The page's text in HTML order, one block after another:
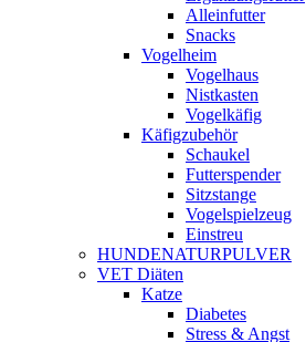
Alleinfutter
Snacks
Vogelheim
Vogelhaus
Nistkasten
Vogelkäfig
Käfigzubehör
Schaukel
Futterspender
Sitzstange
Vogelspielzeug
Einstreu
HUNDENATURPULVER
VET Diäten
Katze
Diabetes
Stress & Angst